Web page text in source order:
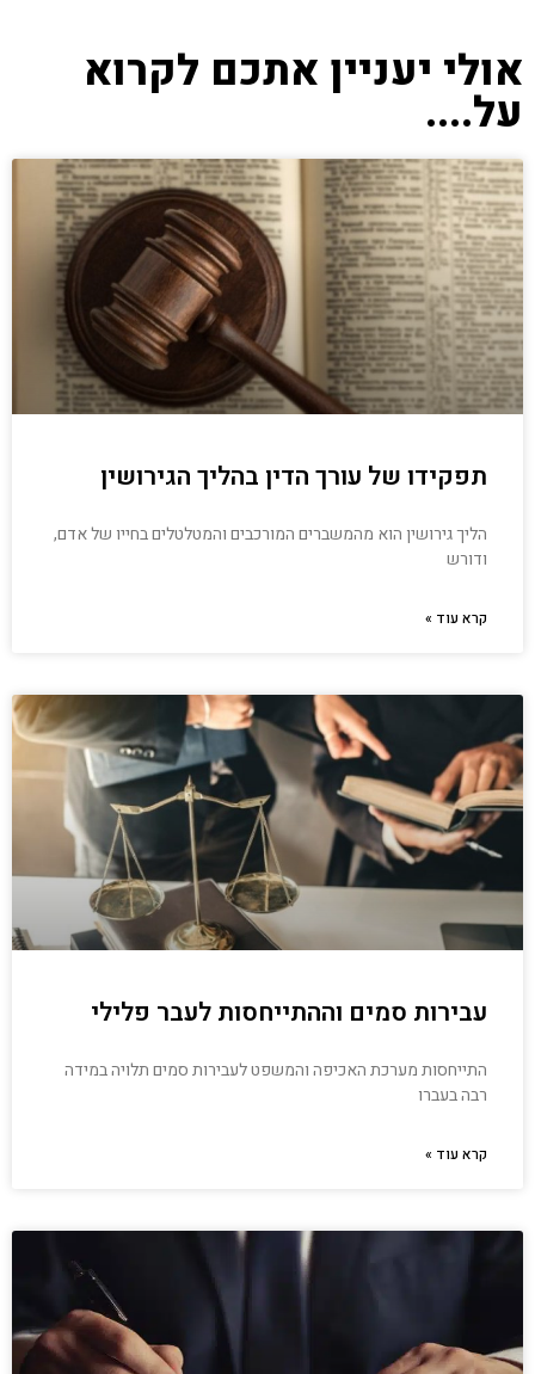
אולי יעניין אתכם לקרוא
על....
תפקידו של עורך הדין בהליך הגירושין
הליך גירושין הוא מהמשברים המורכבים והמטלטלים בחייו של אדם,
ודורש
קרא עוד »
עבירות סמים וההתייחסות לעבר פלילי
התייחסות מערכת האכיפה והמשפט לעבירות סמים תלויה במידה
רבה בעברו
קרא עוד »